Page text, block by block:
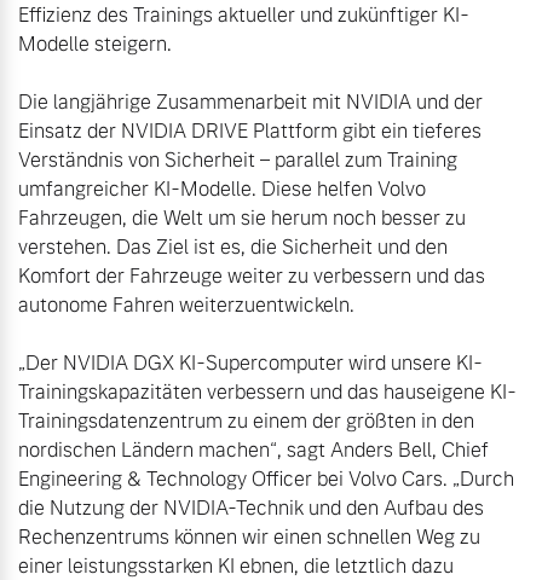
Effizienz des Trainings aktueller und zukünftiger KI-
Modelle steigern.
Die langjährige Zusammenarbeit mit NVIDIA und der
Einsatz der NVIDIA DRIVE Plattform gibt ein tieferes
Verständnis von Sicherheit – parallel zum Training
umfangreicher KI-Modelle. Diese helfen Volvo
Fahrzeugen, die Welt um sie herum noch besser zu
verstehen. Das Ziel ist es, die Sicherheit und den
Komfort der Fahrzeuge weiter zu verbessern und das
autonome Fahren weiterzuentwickeln.
„Der NVIDIA DGX KI-Supercomputer wird unsere KI-
Trainingskapazitäten verbessern und das hauseigene KI-
Trainingsdatenzentrum zu einem der größten in den
nordischen Ländern machen“, sagt Anders Bell, Chief
Engineering & Technology Officer bei Volvo Cars. „Durch
die Nutzung der NVIDIA-Technik und den Aufbau des
Rechenzentrums können wir einen schnellen Weg zu
einer leistungsstarken KI ebnen, die letztlich dazu